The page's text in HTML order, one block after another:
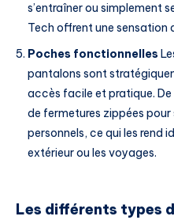
s’entraîner ou simplement
Tech offrent une sensation
Poches fonctionnelles
pantalons sont
accès facile et pratique.
de fermetures zippées
personnels, ce qui les rend
extérieur ou les voyages.
Les différents types